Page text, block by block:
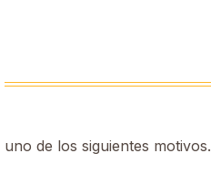
de los siguientes motivos.